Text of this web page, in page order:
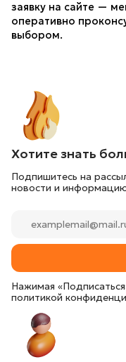
заявку на сайте —
оперативно
выбором.
Хотите знать
Подпишитесь на
новости и
Нажимая
политикой